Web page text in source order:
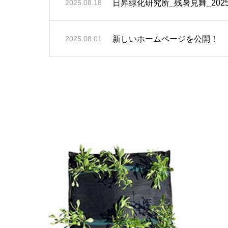
2025.08.18 日昇緑化研究所_残暑見舞
2025.08.01 新しいホームページを公開！